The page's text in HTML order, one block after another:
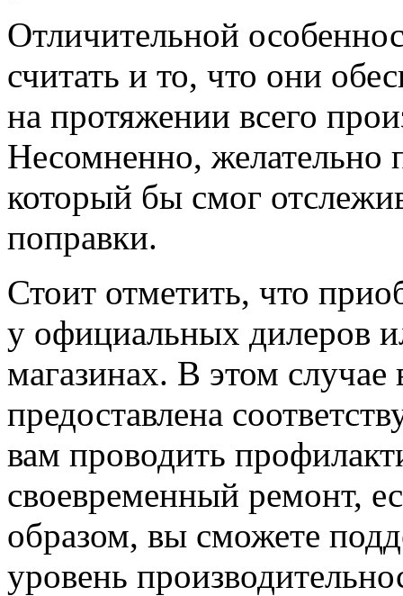
Отличительной
считать и то, что они
на протяжении всего
Несомненно, желательно
который бы смог
поправки.
Стоит отметить, что
у официальных дилеров
магазинах. В этом случае
предоставлена
вам проводить
своевременный ремонт,
образом, вы сможете
уровень